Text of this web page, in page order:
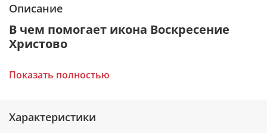
Описание
В чем помогает икона Воскресение
Христово
ситуациях.
Обретение истинной веры.
Показать полностью
Характеристики